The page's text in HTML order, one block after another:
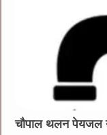
चौपाल थलन पेयजल